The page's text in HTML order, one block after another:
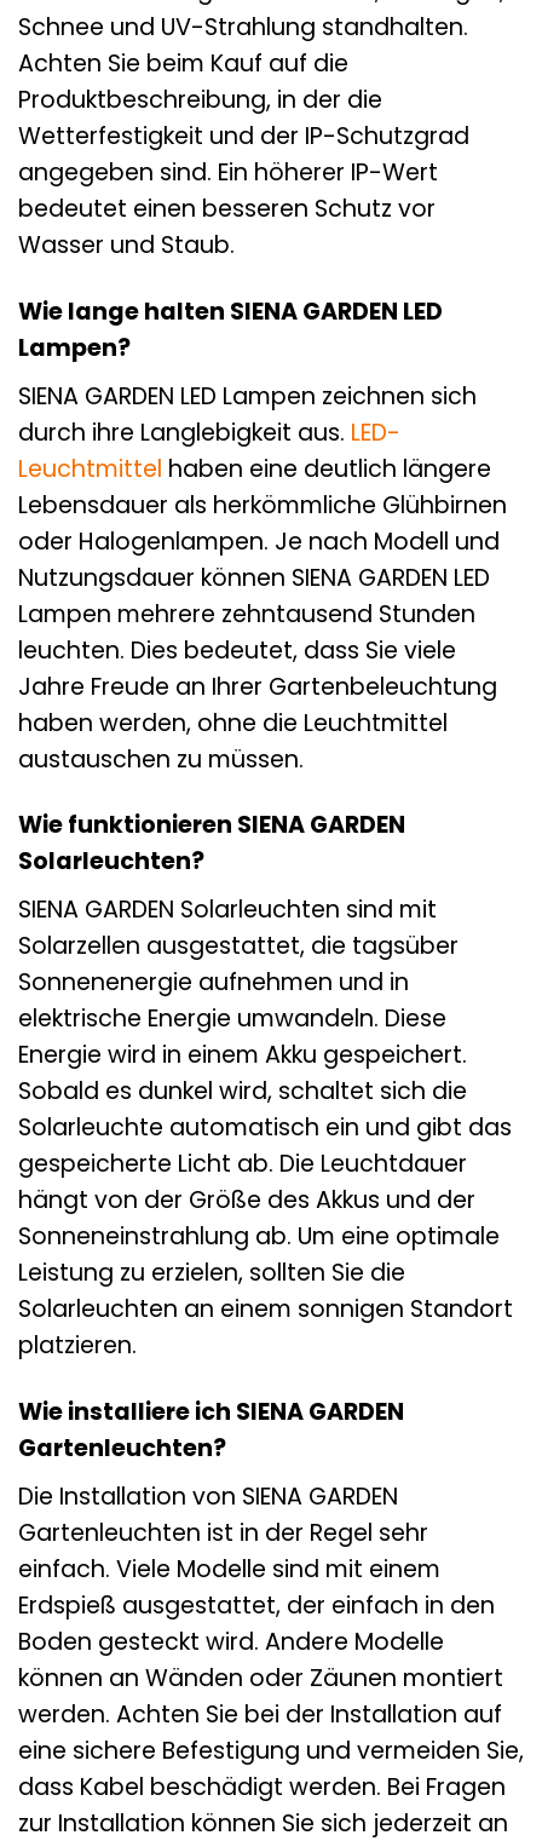
Schnee und UV-Strahlung standhalten.
Achten Sie beim Kauf auf die
Produktbeschreibung, in der die
Wetterfestigkeit und der IP-Schutzgrad
angegeben sind. Ein höherer IP-Wert
bedeutet einen besseren Schutz vor
Wasser und Staub.
Wie lange halten SIENA GARDEN LED
Lampen?
SIENA GARDEN LED Lampen zeichnen sich
durch ihre Langlebigkeit aus. LED-
Leuchtmittel haben eine deutlich längere
Lebensdauer als herkömmliche Glühbirnen
oder Halogenlampen. Je nach Modell und
Nutzungsdauer können SIENA GARDEN LED
Lampen mehrere zehntausend Stunden
leuchten. Dies bedeutet, dass Sie viele
Jahre Freude an Ihrer Gartenbeleuchtung
haben werden, ohne die Leuchtmittel
austauschen zu müssen.
Wie funktionieren SIENA GARDEN
Solarleuchten?
SIENA GARDEN Solarleuchten sind mit
Solarzellen ausgestattet, die tagsüber
Sonnenenergie aufnehmen und in
elektrische Energie umwandeln. Diese
Energie wird in einem Akku gespeichert.
Sobald es dunkel wird, schaltet sich die
Solarleuchte automatisch ein und gibt das
gespeicherte Licht ab. Die Leuchtdauer
hängt von der Größe des Akkus und der
Sonneneinstrahlung ab. Um eine optimale
Leistung zu erzielen, sollten Sie die
Solarleuchten an einem sonnigen Standort
platzieren.
Wie installiere ich SIENA GARDEN
Gartenleuchten?
Die Installation von SIENA GARDEN
Gartenleuchten ist in der Regel sehr
einfach. Viele Modelle sind mit einem
Erdspieß ausgestattet, der einfach in den
Boden gesteckt wird. Andere Modelle
können an Wänden oder Zäunen montiert
werden. Achten Sie bei der Installation auf
eine sichere Befestigung und vermeiden Sie,
dass Kabel beschädigt werden. Bei Fragen
zur Installation können Sie sich jederzeit an